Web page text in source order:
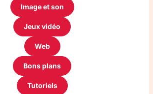
Image et son
Jeux vidéo
Web
Bons plans
Tutoriels